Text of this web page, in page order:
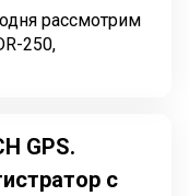
рассмотрим
250,
GPS.
с